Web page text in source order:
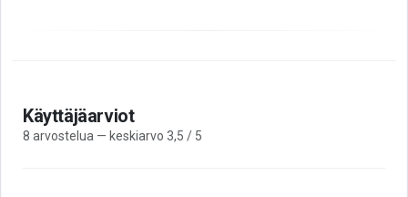
Käyttäjäarviot
8 arvostelua — keskiarvo 3,5 / 5